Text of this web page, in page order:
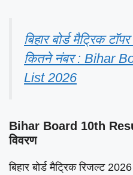
बिहार बोर्ड मैट्रिक
कितने नंबर : Bihar
List 2026
Bihar Board 10th
विवरण
बिहार बोर्ड मैट्रिक रिजल्ट